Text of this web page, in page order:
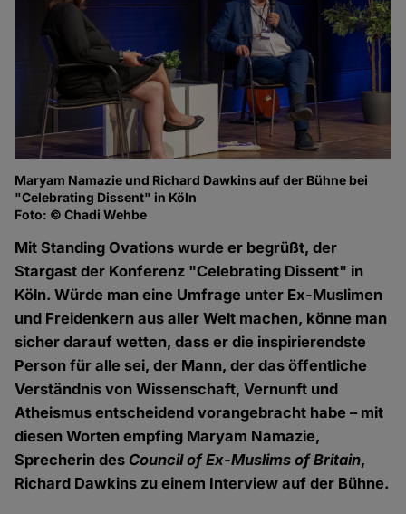
Maryam Namazie und Richard Dawkins auf der Bühne bei
"Celebrating Dissent" in Köln
Foto: © Chadi Wehbe
Mit Standing Ovations wurde er begrüßt, der
Stargast der Konferenz "Celebrating Dissent" in
Köln. Würde man eine Umfrage unter Ex-Muslimen
und Freidenkern aus aller Welt machen, könne man
sicher darauf wetten, dass er die inspirierendste
Person für alle sei, der Mann, der das öffentliche
Verständnis von Wissenschaft, Vernunft und
Atheismus entscheidend vorangebracht habe – mit
diesen Worten empfing Maryam Namazie,
Sprecherin des Council of Ex-Muslims of Britain,
Richard Dawkins zu einem Interview auf der Bühne.